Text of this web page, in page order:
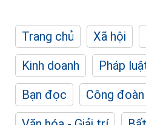
Trang chủ Xã hội
Kinh doanh
Pháp
Bạn đọc
Công đoàn